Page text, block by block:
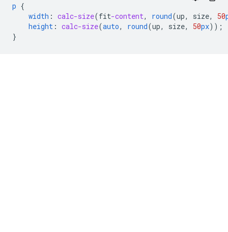
p {
width : calc-size(fit-content, round(up, size, 50
height : calc-size(auto, round(up, size, 50px));
}